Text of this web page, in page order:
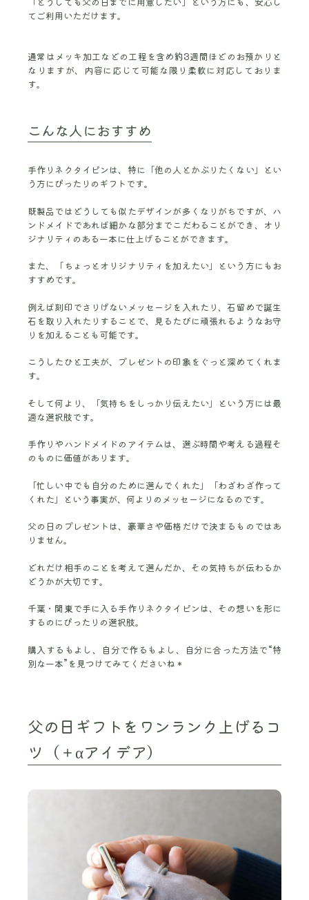
てご利用いただけます。
通常はメッキ加工などの工程を含め約3週間ほどのお預かりと
なりますが、内容に応じて可能な限り柔軟に対応しておりま
す。
こんな人におすすめ
手作りネクタイピンは、特に「他の人とかぶりたくない」とい
う方にぴったりのギフトです。
既製品ではどうしても似たデザインが多くなりがちですが、ハ
ンドメイドであれば細かな部分までこだわることができ、オリ
ジナリティのある一本に仕上げることができます。
また、「ちょっとオリジナリティを加えたい」という方にもお
すすめです。
例えば刻印でさりげないメッセージを入れたり、石留めで誕生
石を取り入れたりすることで、見るたびに頑張れるようなお守
りを加えることも可能です。
こうしたひと工夫が、プレゼントの印象をぐっと深めてくれま
す。
そして何より、「気持ちをしっかり伝えたい」という方には最
適な選択肢です。
手作りやハンドメイドのアイテムは、選ぶ時間や考える過程そ
のものに価値があります。
「忙しい中でも自分のために選んでくれた」「わざわざ作って
くれた」という事実が、何よりのメッセージになるのです。
父の日のプレゼントは、豪華さや価格だけで決まるものではあ
りません。
どれだけ相手のことを考えて選んだか、その気持ちが伝わるか
どうかが大切です。
千葉・関東で手に入る手作りネクタイピンは、その想いを形に
するのにぴったりの選択肢。
購入するもよし、自分で作るもよし、自分に合った方法で“特
別な一本”を見つけてみてくださいね＊
父の日ギフトをワンランク上げるコ
ツ（＋αアイデア）